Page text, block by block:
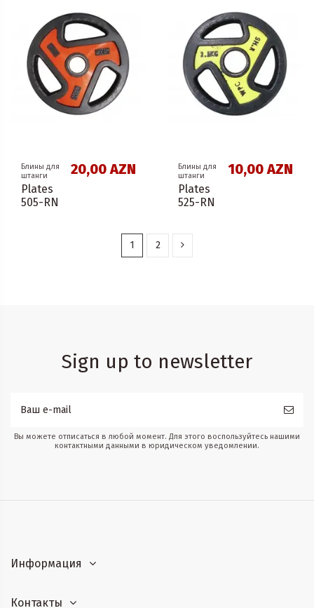
Блины для
штанги
Plates
505-RN
20,00 AZN
Блины для
штанги
Plates
525-RN
10,00 AZN
1 2
Sign up to newsletter
Вы можете отписаться в любой момент. Для этого воспользуйтесь нашими
контактными данными в юридическом уведомлении.
Информация
Контакты